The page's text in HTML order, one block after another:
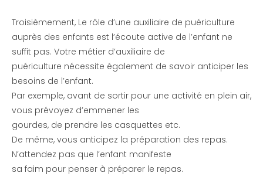
Troisièmement, Le rôle d’une auxiliaire de puériculture
auprès des enfants est l’écoute active de l’enfant ne
suffit pas. Votre métier d’auxiliaire de
puériculture nécessite également de savoir anticiper les
besoins de l’enfant.
Par exemple, avant de sortir pour une activité en plein air,
vous prévoyez d’emmener les
gourdes, de prendre les casquettes etc.
De même, vous anticipez la préparation des repas.
N’attendez pas que l’enfant manifeste
sa faim pour penser à préparer le repas.